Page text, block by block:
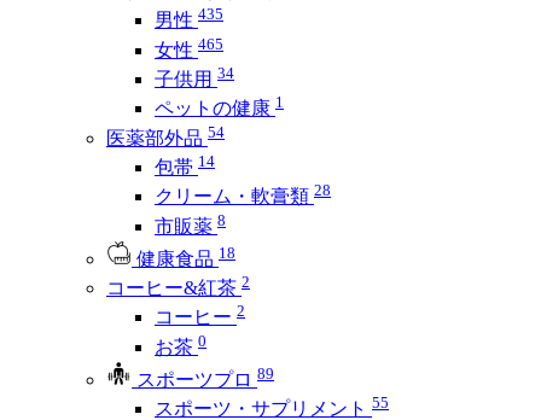
男性 435
女性 465
子供用 34
ペットの健康 1
医薬部外品 54
包帯 14
クリーム・軟膏類 28
市販薬 8
健康食品 18
コーヒー&紅茶 2
コーヒー 2
お茶 0
スポーツプロ 89
スポーツ・サプリメント 55